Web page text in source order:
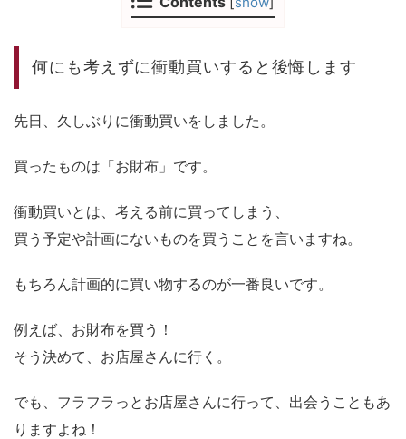
何にも考えずに衝動買いすると後悔します
先日、久しぶりに衝動買いをしました。
買ったものは「お財布」です。
衝動買いとは、考える前に買ってしまう、
買う予定や計画にないものを買うことを言いますね。
もちろん計画的に買い物するのが一番良いです。
例えば、お財布を買う！
そう決めて、お店屋さんに行く。
でも、フラフラっとお店屋さんに行って、出会うこともあ
りますよね！